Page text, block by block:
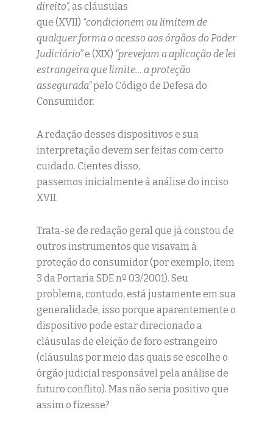
direito”, as cláusulas
que (XVII) “condicionem ou limitem de
qualquer forma o acesso aos órgãos do Poder
Judiciário”e (XIX) “prevejam a aplicação de lei
estrangeira que limite… a proteção
assegurada”pelo Código de Defesa do
Consumidor.
A redação desses dispositivos e sua
interpretação devem ser feitas com certo
cuidado. Cientes disso,
passemos inicialmente à análise do inciso
XVII.
Trata-se de redação geral que já constou de
outros instrumentos que visavam à
proteção do consumidor (por exemplo, item
3 da Portaria SDE nº 03/2001). Seu
problema, contudo, está justamente em sua
generalidade, isso porque aparentemente o
dispositivo pode estar direcionado a
cláusulas de eleição de foro estrangeiro
(cláusulas por meio das quais se escolhe o
órgão judicial responsável pela análise de
futuro conflito). Mas não seria positivo que
assim o fizesse?